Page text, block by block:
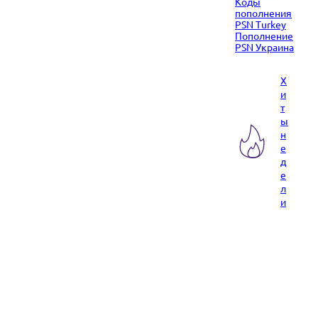
пополнения
PSN Turkey
Пополнение
PSN Украина
Х
и
т
ы
н
е
д
е
л
и